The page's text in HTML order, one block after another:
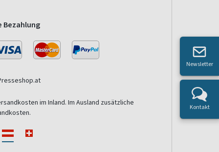
Bezahlung
im Inland. Im Ausland zusätzliche
Newsletter
Kontakt